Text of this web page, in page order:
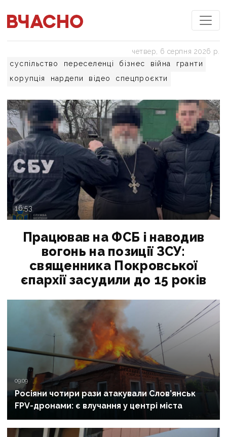
суспільство переселенці бізнес війна
гранти
корупція
нардепи відео спецпроєкти
четвер, 6 серпня 2026 р.
16:53
Працював на ФСБ і наводив
вогонь на позиції ЗСУ:
священника Покровської
єпархії засудили до 15 років
09:09
Росіяни чотири рази атакували Слов’янськ
FPV-дронами: є влучання у центрі міста